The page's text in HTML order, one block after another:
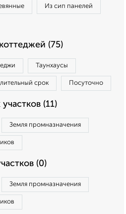
Из сип панелей
(75)
Таунхаусы
срок Посуточно
(11)
Земля промназначения
(0)
Земля промназначения